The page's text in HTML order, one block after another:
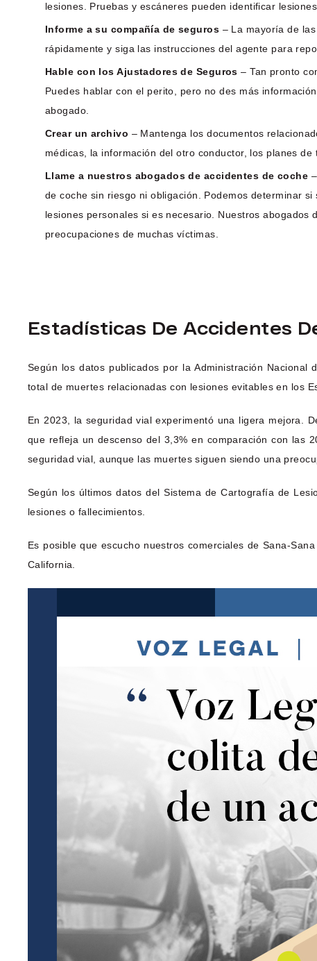
lesiones. Pruebas y escáneres pueden identificar
Informe a su compañía de seguros – La mayoría de
rápidamente y siga las instrucciones del agente para
Hable con los Ajustadores de Seguros – Tan pronto
Puedes hablar con el perito, pero no des más
abogado.
Crear un archivo – Mantenga los documentos
médicas, la información del otro conductor, los planes
Llame a nuestros abogados de accidentes de coche
de coche sin riesgo ni obligación. Podemos determinar
lesiones personales si es necesario. Nuestros
preocupaciones de muchas víctimas.
Estadísticas De Accidentes
Según los datos publicados por la Administración
total de muertes relacionadas con lesiones evitables en los
En 2023, la seguridad vial experimentó una ligera mejora.
que refleja un descenso del 3,3% en comparación con las
seguridad vial, aunque las muertes siguen siendo una
Según los últimos datos del Sistema de Cartografía de
lesiones o fallecimientos.
Es posible que escucho nuestros comerciales de Sana-
California.